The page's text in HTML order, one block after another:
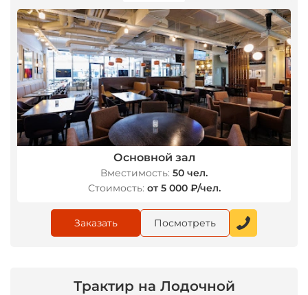
Основной зал
Вместимость: 50 чел.
Стоимость: от 5 000 ₽/чел.
Заказать Посмотреть
Трактир на Лодочной